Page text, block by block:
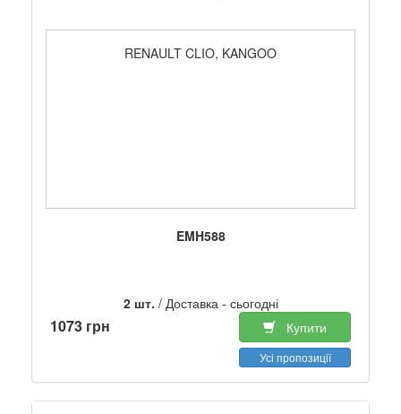
RENAULT CLIO, KANGOO
EMH588
2 шт. / Доставка - сьогодні
1073 грн Купити
Усі пропозиції